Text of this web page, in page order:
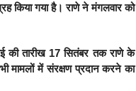
किया गया है। राणे ने मंगलवार को
की तारीख 17 सितंबर तक राणे के
मामलों में संरक्षण प्रदान करने का